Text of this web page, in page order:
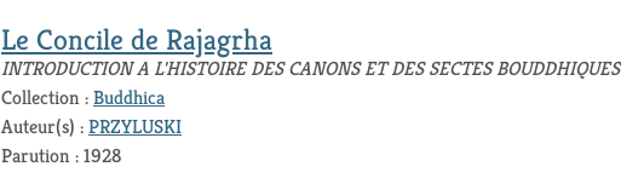
Le Concile de Rajagrha
INTRODUCTION A L'HISTOIRE DES CANONS ET DES SECTES BOUDDHIQUES
Collection :Buddhica
Auteur(s) :PRZYLUSKI
Parution : 1928